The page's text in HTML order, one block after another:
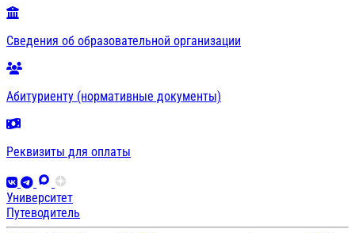
Сведения об образовательной организации
Абитуриенту (нормативные документы)
Реквизиты для оплаты
Университет
Путеводитель